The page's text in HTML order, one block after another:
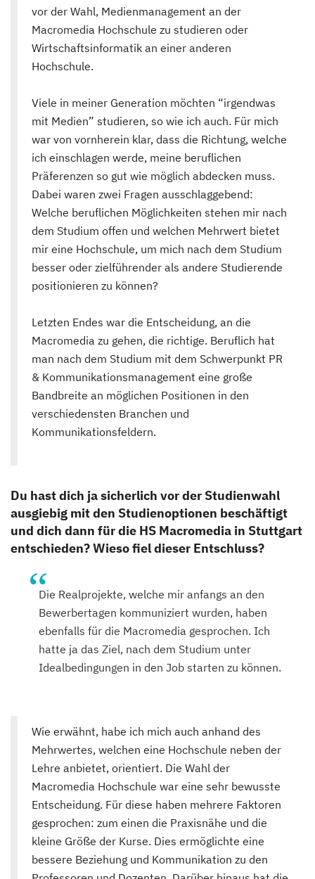
vor der Wahl, Medienmanagement an der
Macromedia Hochschule zu studieren oder
Wirtschaftsinformatik an einer anderen
Hochschule.
Viele in meiner Generation möchten “irgendwas
mit Medien” studieren, so wie ich auch. Für mich
war von vornherein klar, dass die Richtung, welche
ich einschlagen werde, meine beruflichen
Präferenzen so gut wie möglich abdecken muss.
Dabei waren zwei Fragen ausschlaggebend:
Welche beruflichen Möglichkeiten stehen mir nach
dem Studium offen und welchen Mehrwert bietet
mir eine Hochschule, um mich nach dem Studium
besser oder zielführender als andere Studierende
positionieren zu können?
Letzten Endes war die Entscheidung, an die
Macromedia zu gehen, die richtige. Beruflich hat
man nach dem Studium mit dem Schwerpunkt PR
& Kommunikationsmanagement eine große
Bandbreite an möglichen Positionen in den
verschiedensten Branchen und
Kommunikationsfeldern.
Du hast dich ja sicherlich vor der Studienwahl
ausgiebig mit den Studienoptionen beschäftigt
und dich dann für die HS Macromedia in Stuttgart
entschieden? Wieso fiel dieser Entschluss?
Die Realprojekte, welche mir anfangs an den
Bewerbertagen kommuniziert wurden, haben
ebenfalls für die Macromedia gesprochen. Ich
hatte ja das Ziel, nach dem Studium unter
Idealbedingungen in den Job starten zu können.
Wie erwähnt, habe ich mich auch anhand des
Mehrwertes, welchen eine Hochschule neben der
Lehre anbietet, orientiert. Die Wahl der
Macromedia Hochschule war eine sehr bewusste
Entscheidung. Für diese haben mehrere Faktoren
gesprochen: zum einen die Praxisnähe und die
kleine Größe der Kurse. Dies ermöglichte eine
bessere Beziehung und Kommunikation zu den